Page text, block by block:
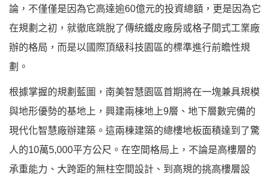
論，不僅僅是因為它高達逾60億元的投資總額，更是因為它
在規劃之初，就徹底跳脫了傳統鐵皮廠房或格子間式工業廠
辦的格局，而是以國際頂級科技園區的標準進行前瞻性規
劃。
根據掌握的規劃藍圖，南美智慧園區首期將在一塊兼具規模
與地形優勢的基地上，興建兩棟地上9層、地下層數完備的
現代化智慧廠辦建築。這兩棟建築的總樓地板面積達到了驚
人的10萬5,000平方公尺。在空間格局上，不論是高樓層的
承重能力、大跨距的無柱空間設計、到高規的挑高樓層設